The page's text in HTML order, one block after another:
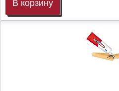
В корзину